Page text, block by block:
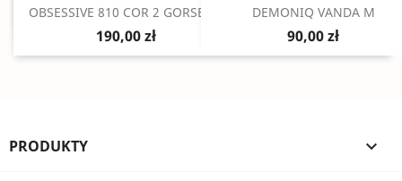
Szybki podgląd
OBSESSIVE 810 COR 2 GORSET...
190,00 zł
Szybki podgląd
DEMONIQ VANDA M
90,00 zł
PRODUKTY 